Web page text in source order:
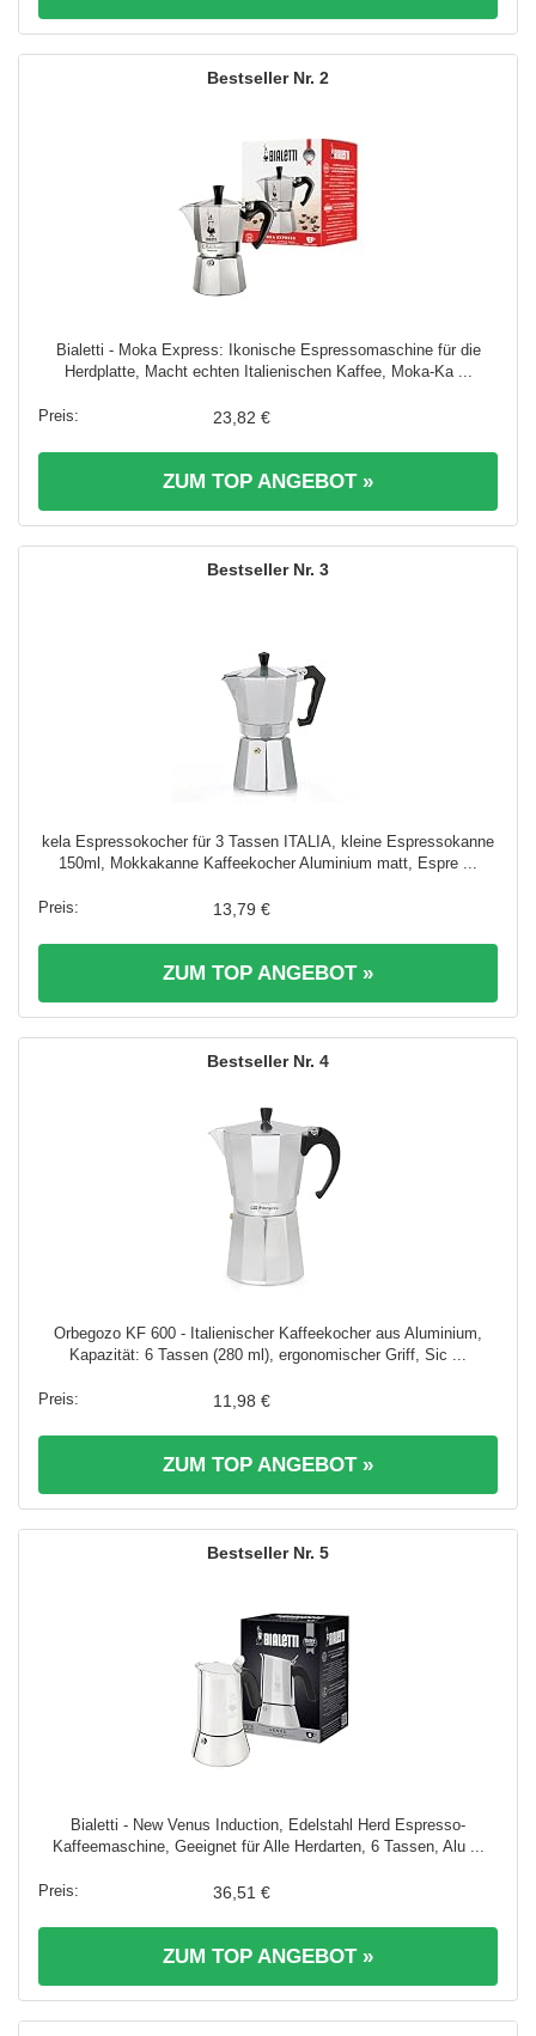
2
Bialetti - Moka Express: Ikonische Espressomaschine für die
Herdplatte, Macht echten Italienischen Kaffee, Moka-Ka ...
23,82 €
ZUM TOP ANGEBOT »
3
kela Espressokocher für 3 Tassen ITALIA, kleine Espressokanne
150ml, Mokkakanne Kaffeekocher Aluminium matt, Espre ...
13,79 €
ZUM TOP ANGEBOT »
4
Orbegozo KF 600 - Italienischer Kaffeekocher aus Aluminium,
Kapazität: 6 Tassen (280 ml), ergonomischer Griff, Sic ...
11,98 €
ZUM TOP ANGEBOT »
5
Bialetti - New Venus Induction, Edelstahl Herd Espresso-
Kaffeemaschine, Geeignet für Alle Herdarten, 6 Tassen, Alu ...
36,51 €
ZUM TOP ANGEBOT »